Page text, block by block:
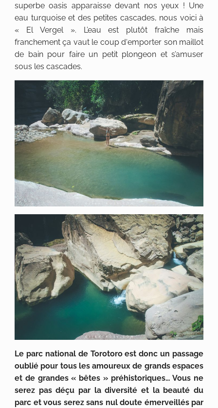
superbe oasis apparaisse devant nos yeux ! Une
eau turquoise et des petites cascades, nous voici à
« El Vergel ». L’eau est plutôt fraîche mais
franchement ça vaut le coup d‘emporter son maillot
de bain pour faire un petit plongeon et s’amuser
sous les cascades.
Le parc national de Torotoro est donc un passage
oublié pour tous les amoureux de grands espaces
et de grandes « bêtes » préhistoriques… Vous ne
serez pas déçu par la diversité et la beauté du
parc et vous serez sans nul doute émerveillés par